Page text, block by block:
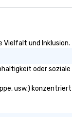
Vielfalt und Inklusion.
oder soziale
usw.)